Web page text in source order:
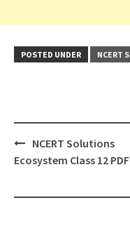
POSTED UNDER NCERT
Post
navigation
NCERT Solutions
Ecosystem Class 12 PDF